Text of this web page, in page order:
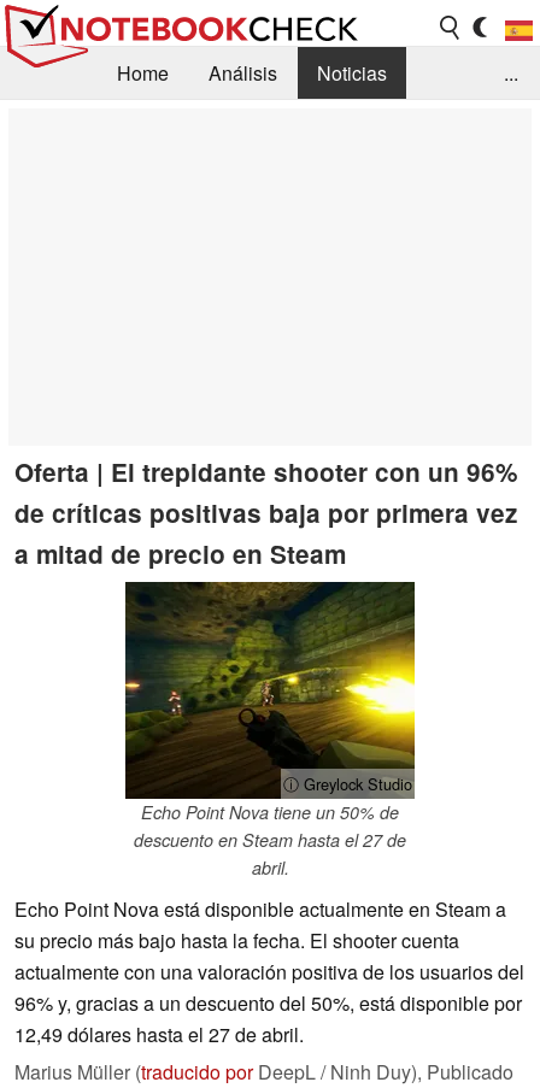
Home Análisis
Noticias
...
Oferta | El trepidante shooter con un 96%
de críticas positivas baja por primera vez
a mitad de precio en Steam
ⓘ Greylock Studio
Echo Point Nova tiene un 50% de
descuento en Steam hasta el 27 de
abril.
Echo Point Nova está disponible actualmente en Steam a
su precio más bajo hasta la fecha. El shooter cuenta
actualmente con una valoración positiva de los usuarios del
96% y, gracias a un descuento del 50%, está disponible por
12,49 dólares hasta el 27 de abril.
Marius Müller (traducido porDeepL / Ninh Duy), Publicado